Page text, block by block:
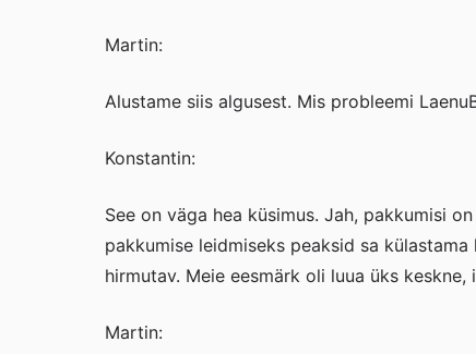
Martin:
Alustame siis algusest. Mis probleemi
Konstantin:
See on väga hea küsimus. Jah, pakkumisi
pakkumise leidmiseks peaksid sa
hirmutav. Meie eesmärk oli luua üks
Martin: